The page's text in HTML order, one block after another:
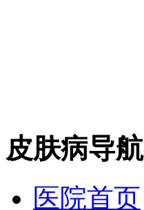
皮肤病导航
医院首页